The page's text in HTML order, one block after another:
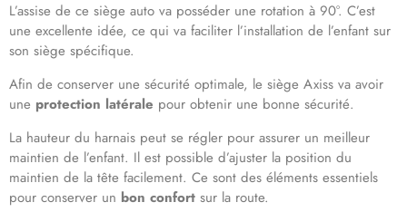
L’assise de ce siège auto va posséder une rotation à 90°. C’est
une excellente idée, ce qui va faciliter l’installation de l’enfant sur
son siège spécifique.
Afin de conserver une sécurité optimale, le siège Axiss va avoir
une protection latérale pour obtenir une bonne sécurité.
La hauteur du harnais peut se régler pour assurer un meilleur
maintien de l’enfant. Il est possible d’ajuster la position du
maintien de la tête facilement. Ce sont des éléments essentiels
pour conserver un bon confort sur la route.